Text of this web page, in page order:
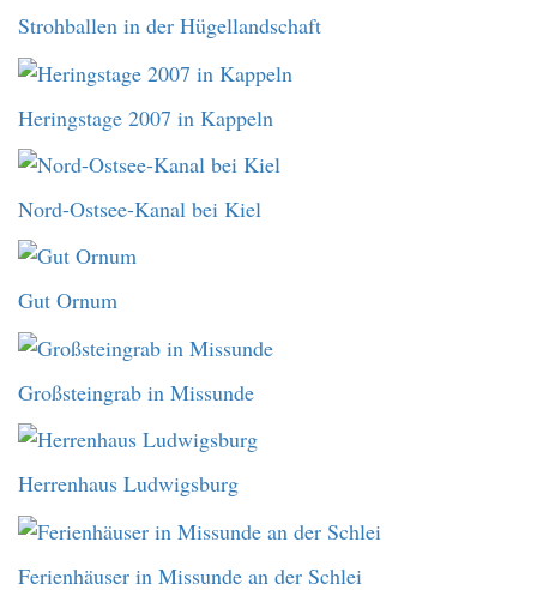
Strohballen in der Hügellandschaft
Heringstage 2007 in Kappeln
Nord-Ostsee-Kanal bei Kiel
Gut Ornum
Großsteingrab in Missunde
Herrenhaus Ludwigsburg
Ferienhäuser in Missunde an der Schlei